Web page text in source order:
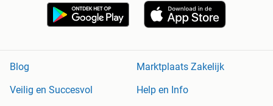
Blog
Marktplaats Zakelijk
Veilig en Succesvol
Help en Info